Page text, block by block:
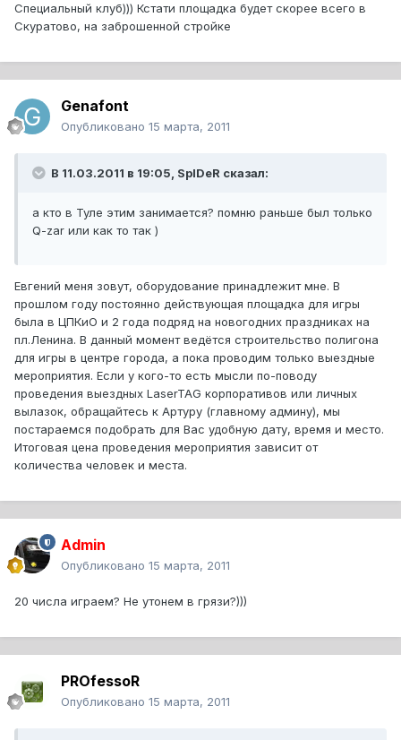
Специальный клуб))) Кстати площадка будет скорее всего в
Скуратово, на заброшенной стройке
Genafont
Опубликовано 15 марта, 2011
В 11.03.2011 в 19:05, SpIDeR сказал:
а кто в Туле этим занимается? помню раньше был только
Q-zar или как то так )
Евгений меня зовут, оборудование принадлежит мне. В
прошлом году постоянно действующая площадка для игры
была в ЦПКиО и 2 года подряд на новогодних праздниках на
пл.Ленина. В данный момент ведётся строительство полигона
для игры в центре города, а пока проводим только выездные
мероприятия. Если у кого-то есть мысли по-поводу
проведения выездных LaserTAG корпоративов или личных
вылазок, обращайтесь к Артуру (главному админу), мы
постараемся подобрать для Вас удобную дату, время и место.
Итоговая цена проведения мероприятия зависит от
количества человек и места.
Admin
Опубликовано 15 марта, 2011
20 числа играем? Не утонем в грязи?)))
PROfessoR
Опубликовано 15 марта, 2011